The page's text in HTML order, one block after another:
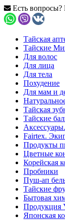
Есть
Тайская
Тайские
Для волос
Для лица
Для тела
Похудение
Для мам и
Тайская
Тайские
Fairtex.
Продукты
Цветные
Корейская
Пробники
Пуш-ап
Тайские
Бытовая
Продукция
Японская